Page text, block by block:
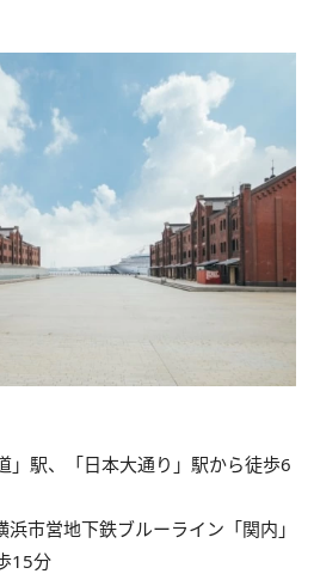
」駅、「日本大通り」駅から徒歩6
浜市営地下鉄ブルーライン「関内」
15分